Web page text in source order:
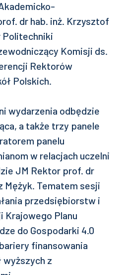
dr hab. inż. Krzysztof
Politechniki
Komisji ds.
Rektorów
Polskich.
wydarzenia odbędzie
a także trzy panele
panelu
w relacjach uczelni
JM Rektor prof. dr
Mężyk. Tematem sesji
przedsiębiorstw i
Krajowego Planu
do Gospodarki 4.0
finansowania
wyższych z